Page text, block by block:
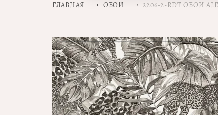
ГЛАВНАЯ ОБОИ 2206-2-RDT ОБОИ